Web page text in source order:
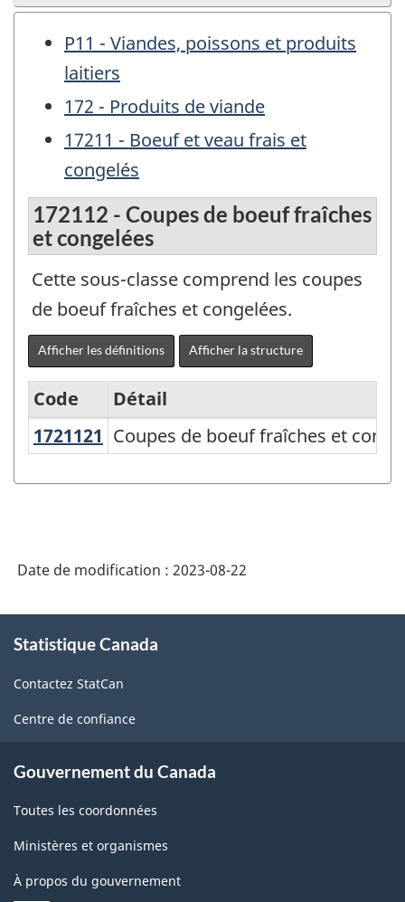
P11 - Viandes, poissons et produits
laitiers
172 - Produits de viande
17211 - Boeuf et veau frais et
congelés
172112 - Coupes de boeuf fraîches
et congelées
Cette sous-classe comprend les coupes
de boeuf fraîches et congelées.
Afficher les définitions Afficher la structure
Variante
2017
2.0
-
Indice
des
des
(IPPI)
-
Code
Détail
1721121 Coupes de boeuf fraîches et
Coupes de boeuf fraîches et
Date de modification : 2023-08-22
propos
ce
site
Statistique Canada
Contactez StatCan
Centre de confiance
Gouvernement du Canada
Toutes les coordonnées
Ministères et organismes
À propos du gouvernement